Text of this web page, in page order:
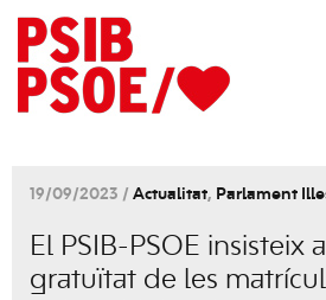
19/09/2023 / Actualitat, Parlament
El PSIB-PSOE insisteix
gratuïtat de les